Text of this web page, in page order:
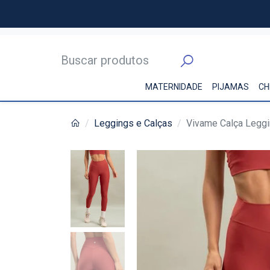
MATERNIDADE PIJAMAS
Leggings e Calças Vivame Calça